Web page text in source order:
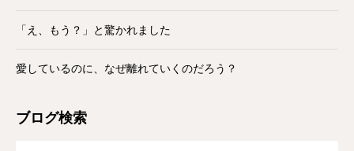
「え、もう？」と驚かれました
愛しているのに、なぜ離れていくのだろう？
ブログ検索